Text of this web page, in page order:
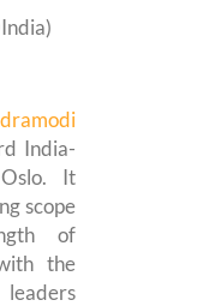
India-
It
scope
of
the